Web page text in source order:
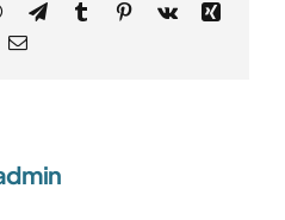
WhatsApp
TelegramTumblr Pinterest
Vk
Xing
Email